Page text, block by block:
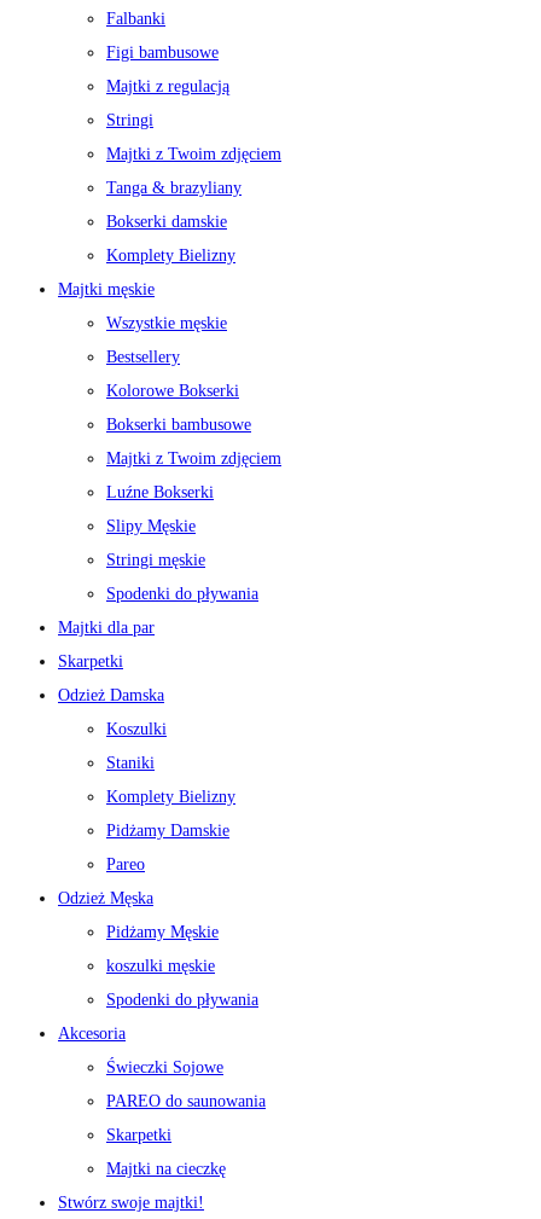
Falbanki
Figi bambusowe
Majtki z regulacją
Stringi
Majtki z Twoim zdjęciem
Tanga & brazyliany
Bokserki damskie
Komplety Bielizny
Majtki męskie
Wszystkie męskie
Bestsellery
Kolorowe Bokserki
Bokserki bambusowe
Majtki z Twoim zdjęciem
Luźne Bokserki
Slipy Męskie
Stringi męskie
Spodenki do pływania
Majtki dla par
Skarpetki
Odzież Damska
Koszulki
Staniki
Komplety Bielizny
Pidżamy Damskie
Pareo
Odzież Męska
Pidżamy Męskie
koszulki męskie
Spodenki do pływania
Akcesoria
Świeczki Sojowe
PAREO do saunowania
Skarpetki
Majtki na cieczkę
Stwórz swoje majtki!